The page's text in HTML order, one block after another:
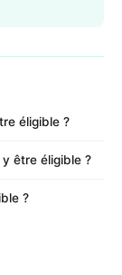
éligible ?
être éligible ?
?